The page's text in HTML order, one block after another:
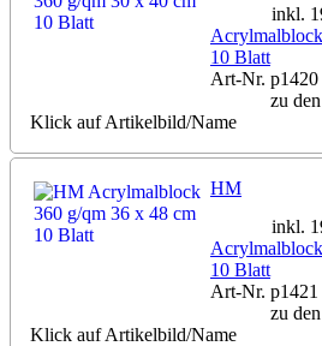
inkl.
10 Blatt
Art-Nr. p1420
zu
Klick auf Artikelbild/Name
inkl.
HM
10 Blatt
Art-Nr. p1421
zu
Klick auf Artikelbild/Name